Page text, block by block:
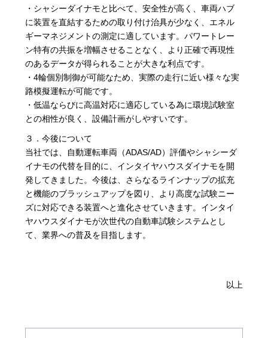
・シャシーダイナモと比べて、安全性が高く、車両ハブ
に装置を直結するための取り付け治具が少なく、エネル
ギーマネジメントの測定に適しています。パワートレー
ン特有の共振を増幅させることなく、より正確で再現性
のあるデータが得られることが大きな利点です。
・4輪個別制御が可能なため、実際の走行に近い様々な実
路模擬運転が可能です。
・低温ならびに高温対応に適応している為に環境試験室
との相性が良く、設備計画がしやすいです。
３．今後について
当社では、自動運転車両（ADAS/AD）評価やシャシーダ
イナモの代替を目的に、インタイヤハウスダイナモを開
発してきました。今後は、さらなるラインナップの拡充
と機能のブラッシュアップを図り、より高度な試験ニー
ズに対応できる装置へと進化させていきます。インタイ
ヤハウスダイナモが次世代の自動車試験システムとし
て、業界への普及を目指します。
以上